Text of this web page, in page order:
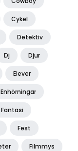
Cykel
Detektiv
Dj Djur
Elever
Enhörningar
Fantasi
Fest
Filmmys